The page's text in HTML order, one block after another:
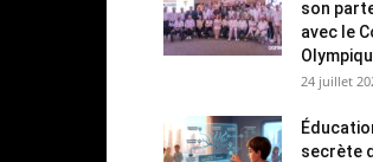
son
avec le
24 juillet
secrète